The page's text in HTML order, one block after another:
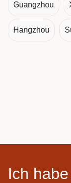
Guangzhou
Hangzhou
Ich